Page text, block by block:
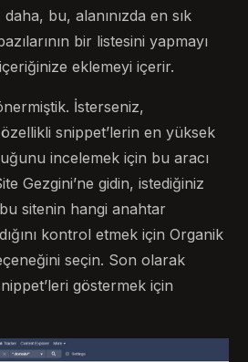
daha, bu, alanınızda en sık
bir listesini yapmayı
eklemeyi içerir.
İsterseniz,
snippet’lerin en yüksek
incelemek için bu aracı
Gezgini’ne gidin, istediğiniz
sitenin hangi anahtar
kontrol etmek için Organik
seçin. Son olarak
göstermek için